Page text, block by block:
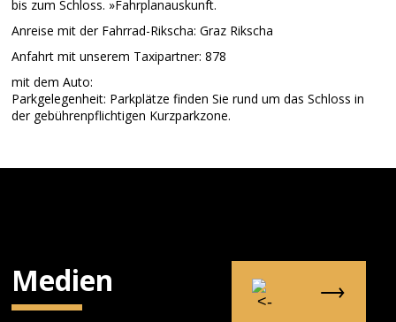
bis zum Schloss. »Fahrplanauskunft.
Anreise mit der Fahrrad-Rikscha: Graz Rikscha
Anfahrt mit unserem Taxipartner: 878
mit dem Auto:
Parkgelegenheit: Parkplätze finden Sie rund um das Schloss in
der gebührenpflichtigen Kurzparkzone.
Medien